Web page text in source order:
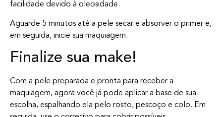
facilidade devido à oleosidade.
Aguarde 5 minutos até a pele secar e absorver o primer e,
em seguida, inicie sua maquiagem.
Finalize sua make!
Com a pele preparada e pronta para receber a
maquiagem, agora você já pode aplicar a base de sua
escolha, espalhando ela pelo rosto, pescoço e colo. Em